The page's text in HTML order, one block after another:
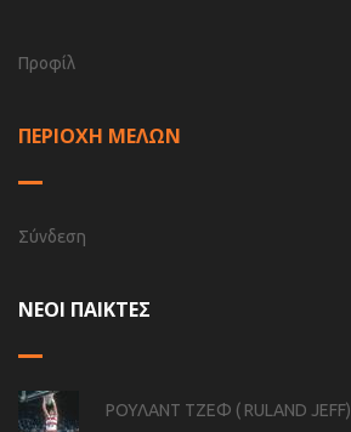
Προφίλ
ΠΕΡΙΟΧΗ ΜΕΛΩΝ
Σύνδεση
ΝΕΟΙ ΠΑΙΚΤΕΣ
ΡΟΥΛΑΝΤ ΤΖΕΦ ( RULAND JEFF)